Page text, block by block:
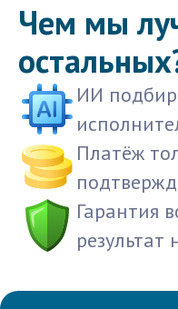
Чем мы
ИИ
Платёж
Гарантия
результат